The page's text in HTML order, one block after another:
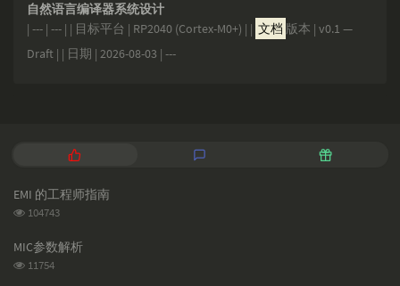
自然语言编译器系统设计
| --- | --- | | 目标平台 | RP2040 (Cortex-M0+) | | 文档 版本 | v0.1 —
Draft | | 日期 | 2026-08-03 | ---
P
p
u
a
R
EMI 的工程师指南
浏
次
数:
104743
MIC参数解析
浏
11754